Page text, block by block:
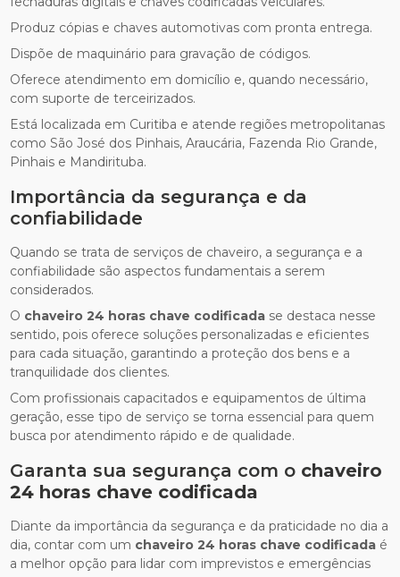
Produz cópias e chaves automotivas com pronta entrega.
Dispõe de maquinário para gravação de códigos.
Oferece atendimento em domicílio e, quando necessário,
com suporte de terceirizados.
Está localizada em Curitiba e atende regiões metropolitanas
como São José dos Pinhais, Araucária, Fazenda Rio Grande,
Pinhais e Mandirituba.
Importância da segurança e da
confiabilidade
Quando se trata de serviços de chaveiro, a segurança e a
confiabilidade são aspectos fundamentais a serem
considerados.
O chaveiro 24 horas chave codificada se destaca nesse
sentido, pois oferece soluções personalizadas e eficientes
para cada situação, garantindo a proteção dos bens e a
tranquilidade dos clientes.
Com profissionais capacitados e equipamentos de última
geração, esse tipo de serviço se torna essencial para quem
busca por atendimento rápido e de qualidade.
Garanta sua segurança com o chaveiro
24 horas chave codificada
Diante da importância da segurança e da praticidade no dia a
dia, contar com um chaveiro 24 horas chave codificada é
a melhor opção para lidar com imprevistos e emergências